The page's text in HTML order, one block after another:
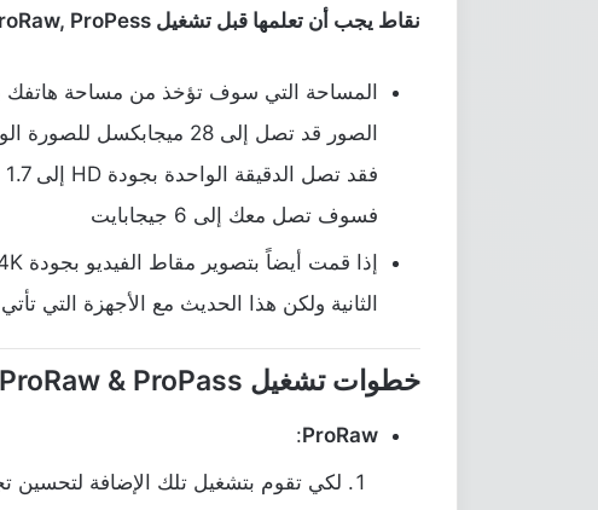
نقاط يجب أن تعلمها قبل تشغيل ProRaw, ProPess:
المساحة التي سوف تؤخذ من مساحة هاتفك بعد
الصور قد تصل إلى 28
فسوف تصل معك إلى 6 جيجابايت
الثانية ولكن هذا الحديث مع الأجهزة التي تأتي بمساحة
خطوات تشغيل ProRaw & ProPass في كاميرا الايفون
ProRaw
:
لكي تقوم بتشغيل تلك الإضافة لتحسين